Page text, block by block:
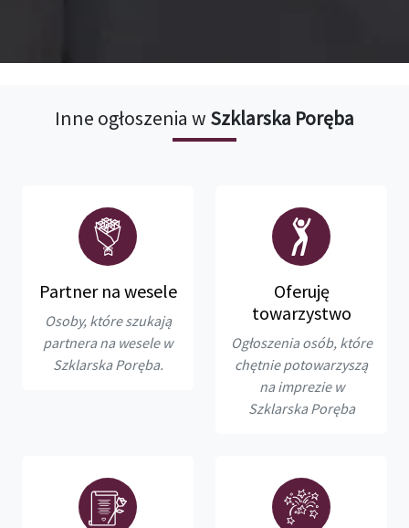
Inne ogłoszenia w Szklarska Poręba
Partner na wesele
Osoby, które szukają
partnera na wesele w
Szklarska Poręba.
Oferuję
towarzystwo
Ogłoszenia osób, które
chętnie potowarzyszą
na imprezie w
Szklarska Poręba